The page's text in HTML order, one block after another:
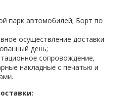
парк автомобилей; Борт по
осуществление доставки
день;
сопровождение,
накладные с печатью и